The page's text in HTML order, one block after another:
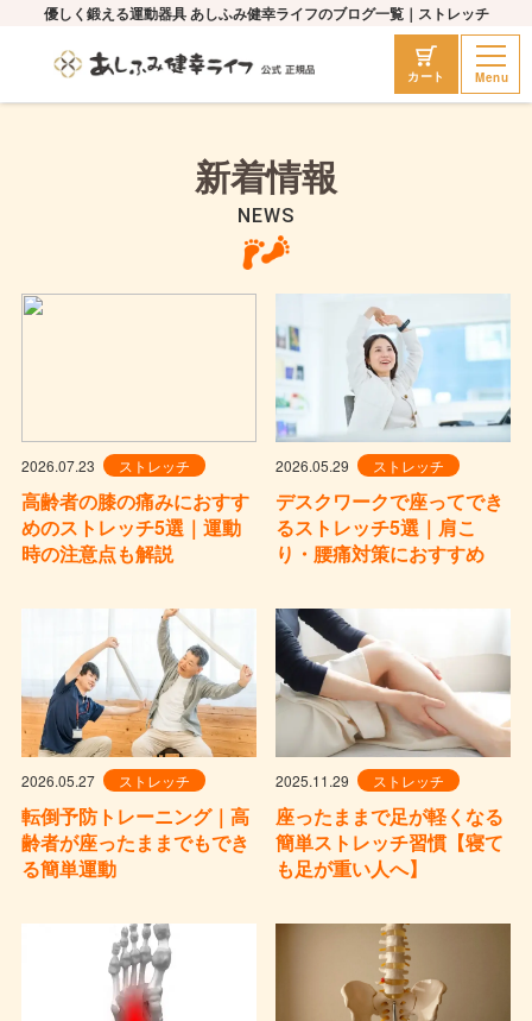
優しく鍛える運動器具 あしふみ健幸ライフのブログ一覧｜ストレッチ
カート Menu
新着情報
NEWS
2026.07.23 ストレッチ
高齢者の膝の痛みにおすす
めのストレッチ5選｜運動
時の注意点も解説
2026.05.29 ストレッチ
デスクワークで座ってでき
るストレッチ5選｜肩こ
り・腰痛対策におすすめ
2026.05.27 ストレッチ
転倒予防トレーニング｜高
齢者が座ったままでもでき
る簡単運動
2025.11.29 ストレッチ
座ったままで足が軽くなる
簡単ストレッチ習慣【寝て
も足が重い人へ】